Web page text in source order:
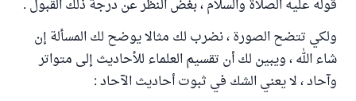
قوله عليه الصلاة والسلام ، بغض النظر عن درجة ذلك القبول .
ولكي تتضح الصورة ، نضرب لك مثالا يوضح لك المسألة إن
شاء الله ، ويبين لك أن تقسيم العلماء للأحاديث إلى متواتر
وآحاد ، لا يعني الشك في ثبوت أحاديث الآحاد :